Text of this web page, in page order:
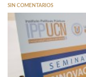
SIN COMENTARIOS